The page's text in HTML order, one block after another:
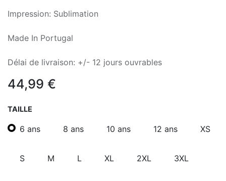
Impression: Sublimation
Made In Portugal
Délai de livraison: +/- 12 jours ouvrables
44,99 €
TAILLE
6 ans 8 ans 10 ans 12 ans XS
S M L XL 2XL 3XL